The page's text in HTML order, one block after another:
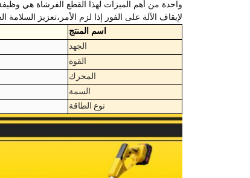
واحدة من أهم الميزات لهذا القطع الفرشاة هي
لإيقاف الآلة على الفور إذا لزم الأمر،تعزيز السلامة
اسم المنتج
الجهد
القوة
المحرك
السمة
نوع الطاقة